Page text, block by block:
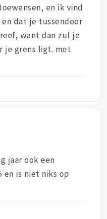
en ik vind
dat je tussendoor
want dan zul je
je grens ligt. met
jaar ook een
en is niet niks op